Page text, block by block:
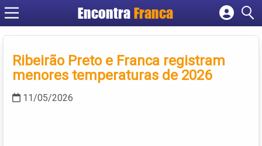
Encontra Franca
Cadastrar empresa
Criar conta
Ribeirão Preto e Franca registram
menores temperaturas de 2026
11/05/2026